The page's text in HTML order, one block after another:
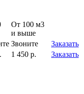
От 100 м3
и выше
Звоните
Заказать
1 450 р.
Заказать